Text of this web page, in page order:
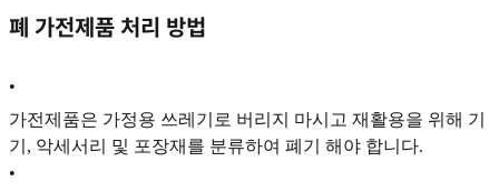
폐 가전제품 처리 방법
•
가전제품은 가정용 쓰레기로 버리지 마시고 재활용을 위해 기
기, 악세서리 및 포장재를 분류하여 폐기 해야 합니다.
•